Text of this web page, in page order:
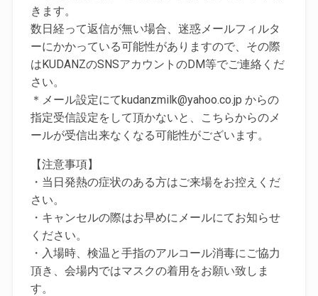
きます。
数日経って返信が無い場合、迷惑メールフィルタ
ーにかかっている可能性がありますので、その際
はKUDANZのSNSアカウントのDM等でご連絡くだ
さい。
＊メール設定にてkudanzmilk@yahoo.co.jp からの
指定受信設定をして頂かないと、こちらからのメ
ールが受信出来なくなる可能性がございます。
【注意事項】
・当日発熱の症状のある方はご来場をお控えくだ
さい。
・キャンセルの際はお早めにメールにてお知らせ
ください。
・入場時、検温と手指のアルコール消毒にご協力
頂き、会場内ではマスクの着用をお願い致しま
す。